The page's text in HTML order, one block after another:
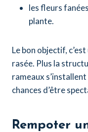
les fleurs
plante.
Le bon objectif,
rasée. Plus la
rameaux
chances d’être
Rempoter